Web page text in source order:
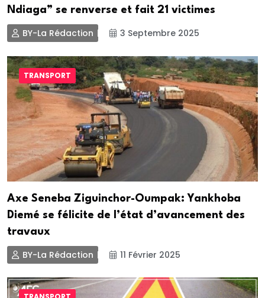
Ndiaga” se renverse et fait 21 victimes
BY-La Rédaction 3 Septembre 2025
TRANSPORT
Axe Seneba Ziguinchor-Oumpak: Yankhoba
Diemé se félicite de l’état d’avancement des
travaux
BY-La Rédaction 11 Février 2025